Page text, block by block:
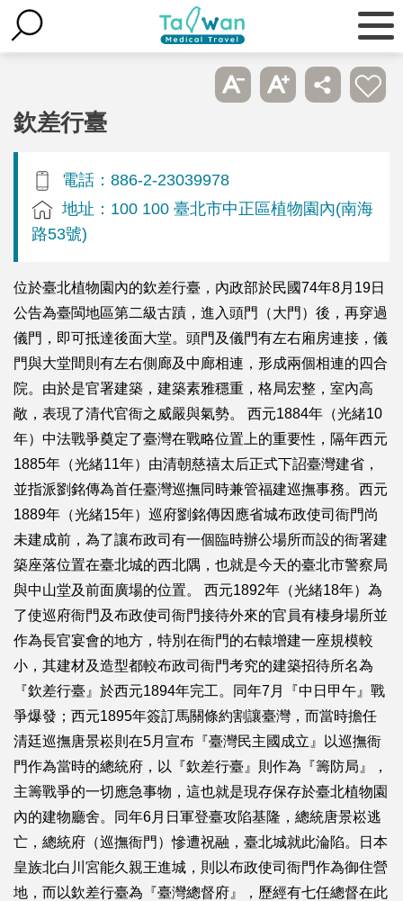
欽差行臺
電話：886-2-23039978
地址：100 100 臺北市中正區植物園內(南海
路53號)
位於臺北植物園內的欽差行臺，內政部於民國74年8月19日
公告為臺閩地區第二級古蹟，進入頭門（大門）後，再穿過
儀門，即可抵達後面大堂。頭門及儀門有左右廂房連接，儀
門與大堂間則有左右側廊及中廊相連，形成兩個相連的四合
院。由於是官署建築，建築素雅穩重，格局宏整，室內高
敞，表現了清代官衙之威嚴與氣勢。 西元1884年（光緒10
年）中法戰爭奠定了臺灣在戰略位置上的重要性，隔年西元
1885年（光緒11年）由清朝慈禧太后正式下詔臺灣建省，
並指派劉銘傳為首任臺灣巡撫同時兼管福建巡撫事務。西元
1889年（光緒15年）巡府劉銘傳因應省城布政使司衙門尚
未建成前，為了讓布政司有一個臨時辦公場所而設的衙署建
築座落位置在臺北城的西北隅，也就是今天的臺北市警察局
與中山堂及前面廣場的位置。 西元1892年（光緒18年）為
了使巡府衙門及布政使司衙門接待外來的官員有棲身場所並
作為長官宴會的地方，特別在衙門的右轅增建一座規模較
小，其建材及造型都較布政司衙門考究的建築招待所名為
『欽差行臺』於西元1894年完工。同年7月『中日甲午』戰
爭爆發；西元1895年簽訂馬關條約割讓臺灣，而當時擔任
清廷巡撫唐景崧則在5月宣布『臺灣民主國成立』以巡撫衙
門作為當時的總統府，以『欽差行臺』則作為『籌防局』，
主籌戰爭的一切應急事物，這也就是現存保存於臺北植物園
內的建物廳舍。同年6月日軍登臺攻陷基隆，總統唐景崧逃
亡，總統府（巡撫衙門）慘遭祝融，臺北城就此淪陷。日本
皇族北白川宮能久親王進城，則以布政使司衙門作為御住營
地，而以欽差行臺為『臺灣總督府』，歷經有七任總督在此